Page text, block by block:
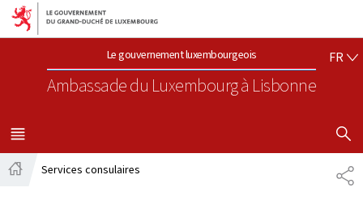
Aller au menu principal
Aller au contenu
Le gouvernement luxembourgeois
Ambassade du Luxembourgà Lisbonne
FR
MENU
PRINCIPAL
Services consulaires